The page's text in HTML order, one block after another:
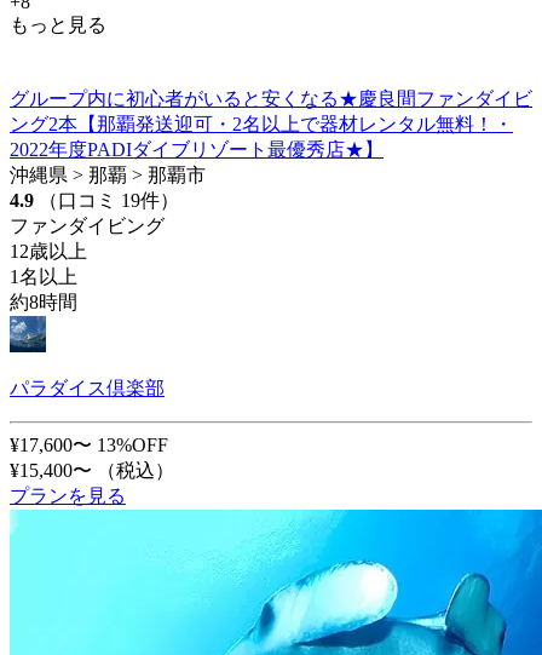
もっと見る
グループ内に初心者がいると安くなる★慶良間ファンダイビ
ング2本【那覇発送迎可・2名以上で器材レンタル無料！・
2022年度PADIダイブリゾート最優秀店★】
沖縄県 > 那覇 > 那覇市
4.9
（口コミ 19件）
ファンダイビング
12歳以上
1名以上
約8時間
パラダイス倶楽部
¥17,600〜 13%OFF
¥15,400〜
（税込）
プランを見る